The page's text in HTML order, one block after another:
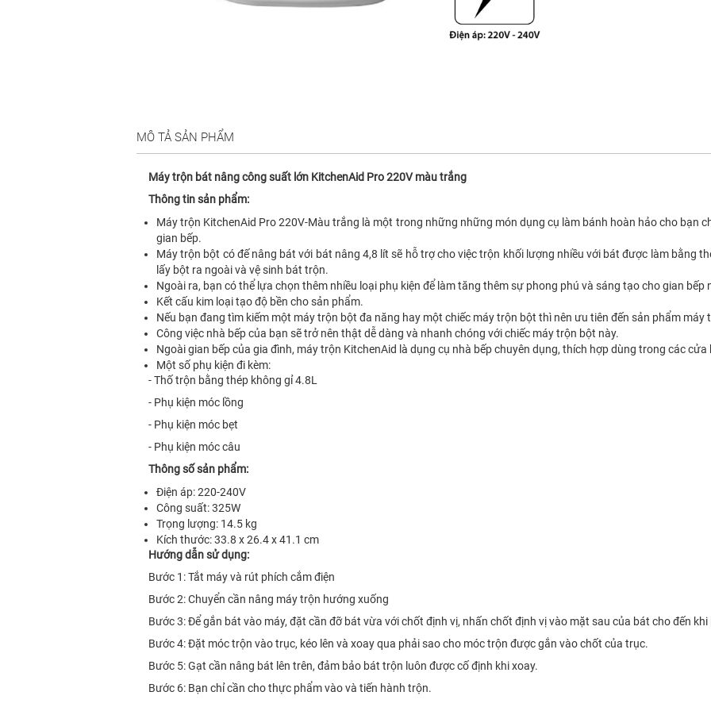
MÔ TẢ SẢN PHẨM
Máy trộn bát nâng công suất lớn KitchenAid Pro 220V màu trắng
Thông tin sản phẩm:
Máy trộn KitchenAid Pro 220V-Màu trắng là một trong những những món dụng cụ làm bánh hoàn hảo cho bạn
gian bếp.
Máy trộn bột có đế nâng bát với bát nâng 4,8 lít sẽ hỗ trợ cho việc trộn khối lượng nhiều với bát được làm bằng
lấy bột ra ngoài và vệ sinh bát trộn.
Ngoài ra, bạn có thể lựa chọn thêm nhiều loại phụ kiện để làm tăng thêm sự phong phú và sáng tạo cho gian bếp
Kết cấu kim loại tạo độ bền cho sản phẩm.
Nếu bạn đang tìm kiếm một máy trộn bột đa năng hay một chiếc máy trộn bột thì nên ưu tiên đến sản phẩm
Công việc nhà bếp của bạn sẽ trở nên thật dễ dàng và nhanh chóng với chiếc máy trộn bột này.
Ngoài gian bếp của gia đình, máy trộn KitchenAid là dụng cụ nhà bếp chuyên dụng, thích hợp dùng trong các
Một số phụ kiện đi kèm:
- Thố trộn bằng thép không gỉ 4.8L
- Phụ kiện móc lồng
- Phụ kiện móc bẹt
- Phụ kiện móc câu
Thông số sản phẩm:
Điện áp: 220-240V
Công suất: 325W
Trọng lượng: 14.5 kg
Kích thước: 33.8 x 26.4 x 41.1 cm
Hướng dẫn sử dụng:
Bước 1: Tắt máy và rút phích cắm điện
Bước 2: Chuyển cần nâng máy trộn hướng xuống
Bước 3: Để gắn bát vào máy, đặt cần đỡ bát vừa với chốt định vị, nhấn chốt định vị vào mặt sau của bát cho đến
Bước 4: Đặt móc trộn vào trục, kéo lên và xoay qua phải sao cho móc trộn được gắn vào chốt của trục.
Bước 5: Gạt cần nâng bát lên trên, đảm bảo bát trộn luôn được cố định khi xoay.
Bước 6: Bạn chỉ cần cho thực phẩm vào và tiến hành trộn.